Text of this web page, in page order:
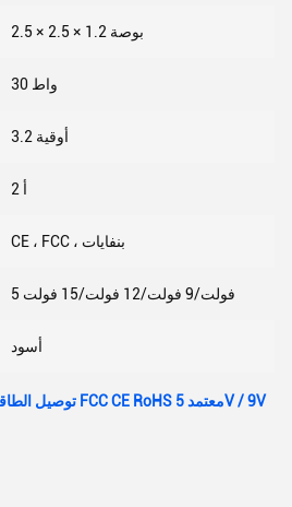
2.5 × 2.5 × 1.2 بوصة
30 واط
3.2 أوقية
2 أ
CE ، FCC ، بنفايات
5 فولت/9 فولت/12 فولت/15 فولت
أسود